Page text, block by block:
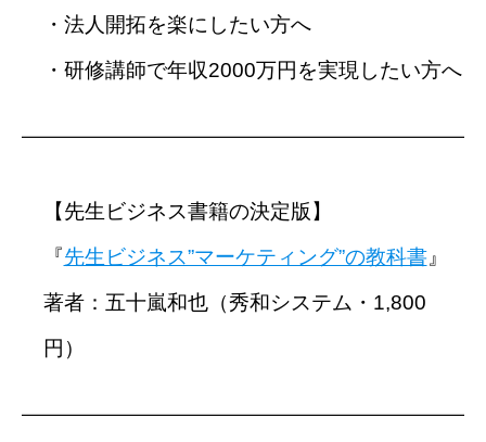
・法人開拓を楽にしたい方へ
・研修講師で年収2000万円を実現したい方へ
【先生ビジネス書籍の決定版】
『先生ビジネス”マーケティング”の教科書』
著者：五十嵐和也（秀和システム・1,800
円）